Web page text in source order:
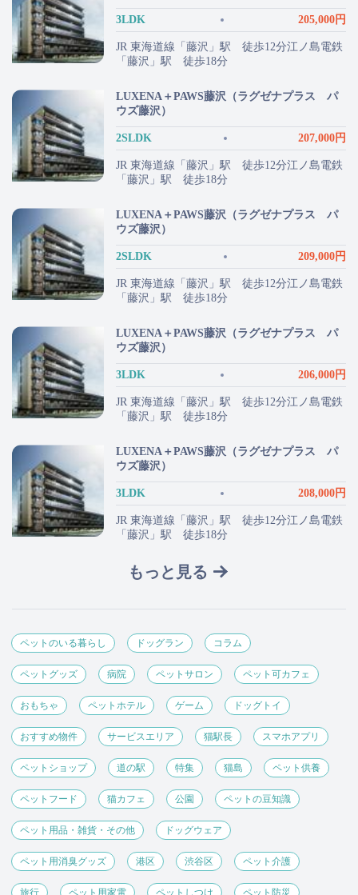
3LDK 205,000円
JR 東海道線「藤沢」駅 徒歩12分江ノ島電鉄
「藤沢」駅 徒歩18分
LUXENA＋PAWS藤沢（ラグゼナプラス パ
ウズ藤沢）
2SLDK 207,000円
JR 東海道線「藤沢」駅 徒歩12分江ノ島電鉄
「藤沢」駅 徒歩18分
LUXENA＋PAWS藤沢（ラグゼナプラス パ
ウズ藤沢）
2SLDK 209,000円
JR 東海道線「藤沢」駅 徒歩12分江ノ島電鉄
「藤沢」駅 徒歩18分
LUXENA＋PAWS藤沢（ラグゼナプラス パ
ウズ藤沢）
3LDK 206,000円
JR 東海道線「藤沢」駅 徒歩12分江ノ島電鉄
「藤沢」駅 徒歩18分
LUXENA＋PAWS藤沢（ラグゼナプラス パ
ウズ藤沢）
3LDK 208,000円
JR 東海道線「藤沢」駅 徒歩12分江ノ島電鉄
「藤沢」駅 徒歩18分
もっと見る
ペットのいる暮らし ドッグラン コラム
ペットグッズ 病院 ペットサロン ペット可カフェ
おもちゃ ペットホテル ゲーム ドッグトイ
おすすめ物件 サービスエリア 猫駅長 スマホアプリ
ペットショップ 道の駅 特集 猫島 ペット供養
ペットフード 猫カフェ 公園 ペットの豆知識
ペット用品・雑貨・その他 ドッグウェア
ペット用消臭グッズ 港区 渋谷区 ペット介護
旅行 ペット用家電 ペットしつけ ペット防災